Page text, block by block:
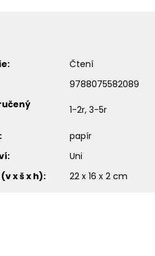
:
Čtení
9788075582089
1-2r, 3-5r
:
papír
:
Uni
x š x h): 22 x 16 x 2 cm